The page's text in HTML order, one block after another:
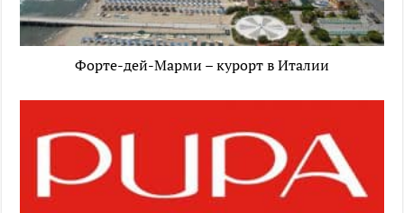
Форте-дей-Марми – курорт в Италии